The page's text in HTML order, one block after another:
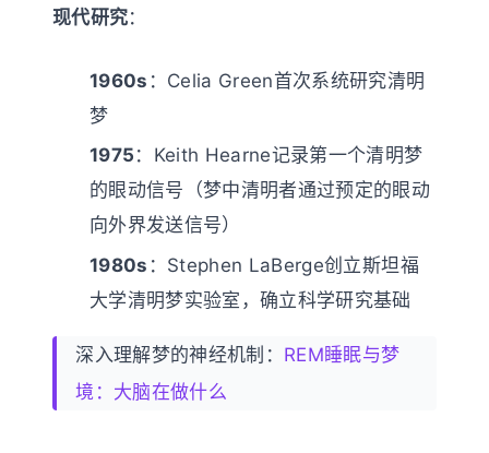
现代研究：
1960s ：Celia Green首次系统研究清明
梦
1975 ：Keith Hearne记录第一个清明梦
的眼动信号（梦中清明者通过预定的眼动
向外界发送信号）
1980s ：Stephen LaBerge创立斯坦福
大学清明梦实验室，确立科学研究基础
深入理解梦的神经机制： REM睡眠与梦
境：大脑在做什么